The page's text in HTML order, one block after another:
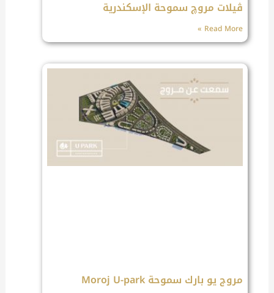
ڤيلات مروچ سموحة الإسكندرية
Read More »
مروج يو بارك سموحة Moroj U-park